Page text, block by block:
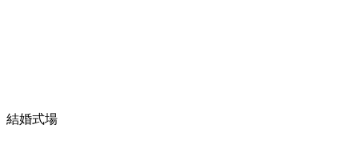
結婚式場